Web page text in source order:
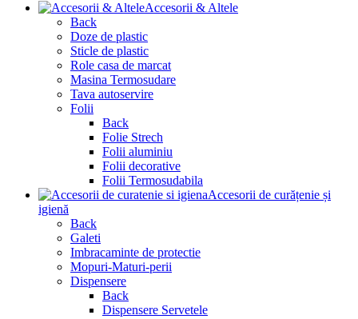
Accesorii & Altele
Back
Doze de plastic
Sticle de plastic
Role casa de marcat
Masina Termosudare
Tava autoservire
Folii
Back
Folie Strech
Folii aluminiu
Folii decorative
Folii Termosudabila
Accesorii de curățenie și
igienă
Back
Galeti
Imbracaminte de protectie
Mopuri-Maturi-perii
Dispensere
Back
Dispensere Servetele